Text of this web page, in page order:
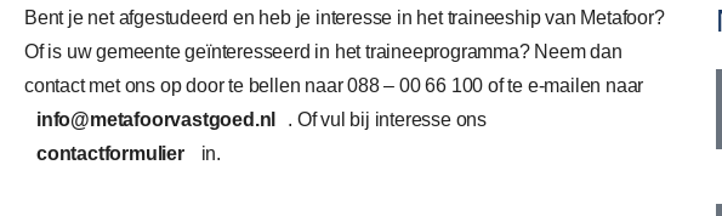
Bent je net afgestudeerd en heb je interesse in het traineeship van Metafoor?
Of is uw gemeente geïnteresseerd in het traineeprogramma? Neem dan
contact met ons op door te bellen naar 088 – 00 66 100 of te e-mailen naar
info@metafoorvastgoed.nl
. Of vul bij interesse ons
contactformulier
in.